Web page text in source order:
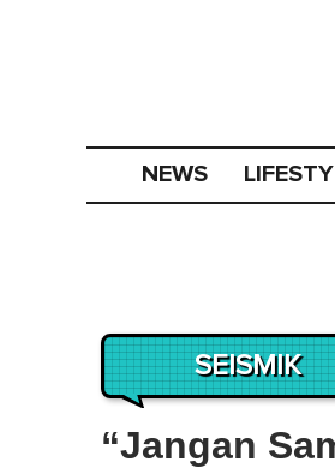
NEWS
SEISMIK
“Jangan